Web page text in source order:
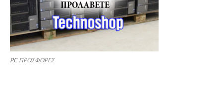
PC ΠΡΟΣΦΟΡΕΣ